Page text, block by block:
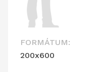
FORMÁTUM:
200x600